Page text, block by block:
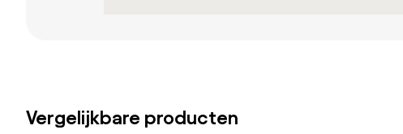
Vergelijkbare producten